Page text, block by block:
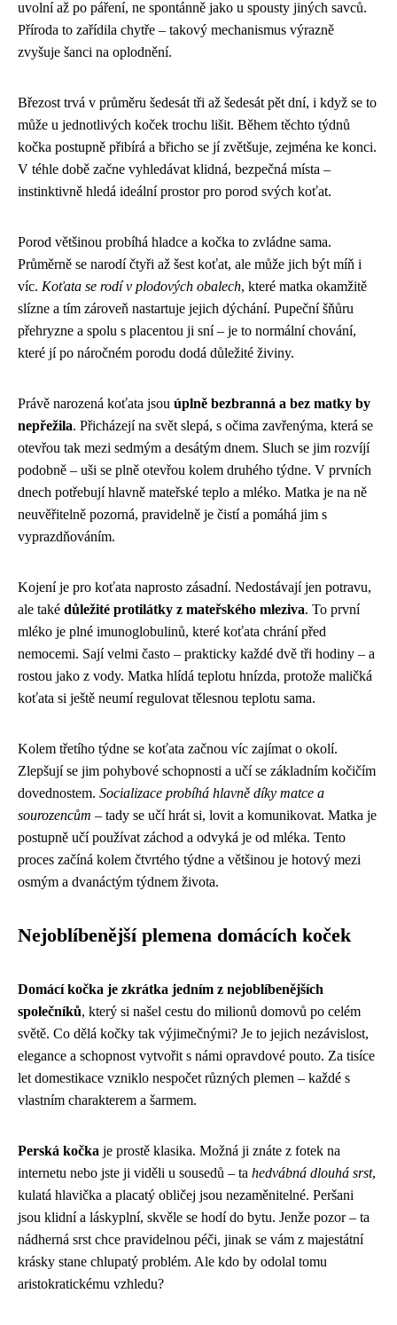
uvolní až po páření, ne spontánně jako u spousty jiných savců.
Příroda to zařídila chytře – takový mechanismus výrazně
zvyšuje šanci na oplodnění.
Březost trvá v průměru šedesát tři až šedesát pět dní, i když se to
může u jednotlivých koček trochu lišit. Během těchto týdnů
kočka postupně přibírá a břicho se jí zvětšuje, zejména ke konci.
V téhle době začne vyhledávat klidná, bezpečná místa –
instinktivně hledá ideální prostor pro porod svých koťat.
Porod většinou probíhá hladce a kočka to zvládne sama.
Průměrně se narodí čtyři až šest koťat, ale může jich být míň i
víc. Koťata se rodí v plodových obalech, které matka okamžitě
slízne a tím zároveň nastartuje jejich dýchání. Pupeční šňůru
přehryzne a spolu s placentou ji sní – je to normální chování,
které jí po náročném porodu dodá důležité živiny.
Právě narozená koťata jsou úplně bezbranná a bez matky by
nepřežila. Přicházejí na svět slepá, s očima zavřenýma, která se
otevřou tak mezi sedmým a desátým dnem. Sluch se jim rozvíjí
podobně – uši se plně otevřou kolem druhého týdne. V prvních
dnech potřebují hlavně mateřské teplo a mléko. Matka je na ně
neuvěřitelně pozorná, pravidelně je čistí a pomáhá jim s
vyprazdňováním.
Kojení je pro koťata naprosto zásadní. Nedostávají jen potravu,
ale také důležité protilátky z mateřského mleziva. To první
mléko je plné imunoglobulinů, které koťata chrání před
nemocemi. Sají velmi často – prakticky každé dvě tři hodiny – a
rostou jako z vody. Matka hlídá teplotu hnízda, protože maličká
koťata si ještě neumí regulovat tělesnou teplotu sama.
Kolem třetího týdne se koťata začnou víc zajímat o okolí.
Zlepšují se jim pohybové schopnosti a učí se základním kočičím
dovednostem. Socializace probíhá hlavně díky matce a
sourozencům – tady se učí hrát si, lovit a komunikovat. Matka je
postupně učí používat záchod a odvyká je od mléka. Tento
proces začíná kolem čtvrtého týdne a většinou je hotový mezi
osmým a dvanáctým týdnem života.
Nejoblíbenější plemena domácích koček
Domácí kočka je zkrátka jedním z nejoblíbenějších
společníků, který si našel cestu do milionů domovů po celém
světě. Co dělá kočky tak výjimečnými? Je to jejich nezávislost,
elegance a schopnost vytvořit s námi opravdové pouto. Za tisíce
let domestikace vzniklo nespočet různých plemen – každé s
vlastním charakterem a šarmem.
Perská kočka je prostě klasika. Možná ji znáte z fotek na
internetu nebo jste ji viděli u sousedů – ta hedvábná dlouhá srst,
kulatá hlavička a placatý obličej jsou nezaměnitelné. Peršani
jsou klidní a láskyplní, skvěle se hodí do bytu. Jenže pozor – ta
nádherná srst chce pravidelnou péči, jinak se vám z majestátní
krásky stane chlupatý problém. Ale kdo by odolal tomu
aristokratickému vzhledu?